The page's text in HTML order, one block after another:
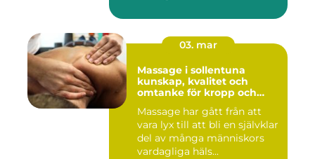
03. mar
Massage i sollentuna
kunskap, kvalitet och
omtanke för kropp och
Massage har gått från att
vara lyx till att bli en självklar
del av många människors
vardagliga häls...